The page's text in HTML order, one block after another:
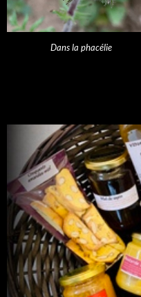
Dans la phacélie